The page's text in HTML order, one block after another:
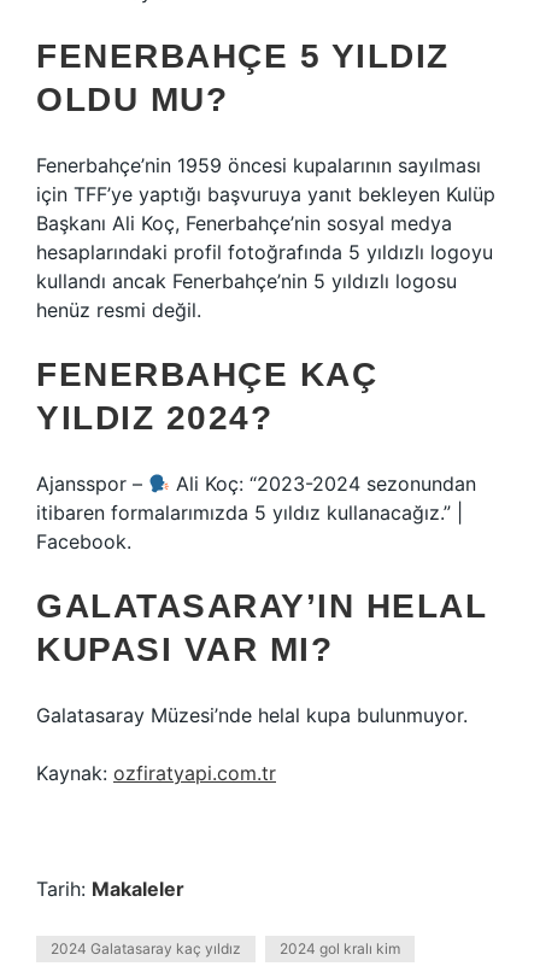
FENERBAHÇE 5 YILDIZ
OLDU MU?
Fenerbahçe’nin 1959 öncesi kupalarının sayılması
için TFF’ye yaptığı başvuruya yanıt bekleyen Kulüp
Başkanı Ali Koç, Fenerbahçe’nin sosyal medya
hesaplarındaki profil fotoğrafında 5 yıldızlı logoyu
kullandı ancak Fenerbahçe’nin 5 yıldızlı logosu
henüz resmi değil.
FENERBAHÇE KAÇ
YILDIZ 2024?
Ajansspor –
Ali Koç: “2023-2024 sezonundan
itibaren formalarımızda 5 yıldız kullanacağız.” |
Facebook.
GALATASARAY’IN HELAL
KUPASI VAR MI?
Galatasaray Müzesi’nde helal kupa bulunmuyor.
Kaynak: ozfiratyapi.com.tr
Tarih: Makaleler
2024 Galatasaray kaç yıldız 2024 gol kralı kim